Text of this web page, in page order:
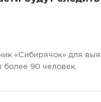
«Сибирячок» для
более 90 человек.